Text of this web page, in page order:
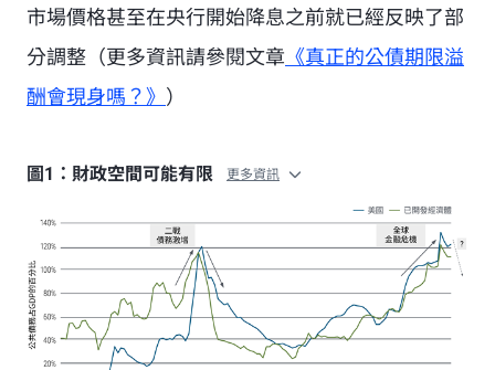
市場價格甚至在央行開始降息之前就已經反映了部
分調整（更多資訊請參閱文章 《真正的公債期限溢
酬會現身嗎？》 ）
圖1：財政空間可能有限 更多資訊